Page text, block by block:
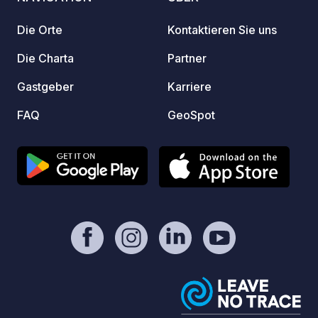
Die Orte
Die Charta
Gastgeber
FAQ
Kontaktieren Sie uns
Partner
Karriere
GeoSpot